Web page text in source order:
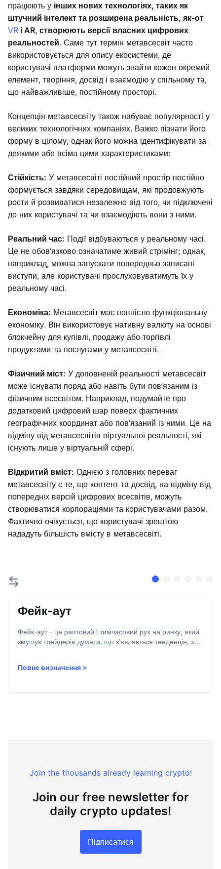
працюють у інших нових технологіях, таких як
штучний інтелект та розширена реальність, як-от
VR і AR, створюють версії власних цифрових
реальностей. Саме тут термін метавсесвіт часто
використовується для опису екосистеми, де
користувачі платформи можуть знайти кожен окремий
елемент, творіння, досвід і взаємодію у спільному та,
що найважливіше, постійному просторі.
Концепція метавсесвіту також набуває популярності у
великих технологічних компаніях. Важко пізнати його
форму в цілому; однак його можна ідентифікувати за
деякими або всіма цими характеристиками:
Стійкість: У метавсесвіті постійний простір постійно
формується завдяки середовищам, які продовжують
рости й розвиватися незалежно від того, чи підключені
до них користувачі та чи взаємодіють вони з ними.
Реальний час: Події відбуваються у реальному часі.
Це не обов’язково означатиме живий стрімінг; однак,
наприклад, можна запускати попередньо записані
виступи, але користувачі прослуховуватимуть їх у
реальному часі.
Економіка: Метавсесвіт має повністю функціональну
економіку. Він використовує нативну валюту на основі
блокчейну для купівлі, продажу або торгівлі
продуктами та послугами у метавсесвіті.
Фізичний міст: У доповненій реальності метавсесвіт
може існувати поряд або навіть бути пов’язаним із
фізичним всесвітом. Наприклад, подумайте про
додатковий цифровий шар поверх фактичних
географічних координат або пов’язаний із ними. Це на
відміну від метавсесвітів віртуальної реальності, які
існують лише у віртуальній сфері.
Відкритий вміст: Однією з головних переваг
метавсесвіту є те, що контент та досвід, на відміну від
попередніх версій цифрових всесвітів, можуть
створюватися корпораціями та користувачами разом.
Фактично очікується, що користувачі зрештою
нададуть більшість вмісту в метавсесвіті.
Фейк-аут
Фейк-аут - це раптовий і тимчасовий рух на ринку, який
змушує трейдерів думати, що з’являється тенденція, х...
Повне визначення >
Join the thousands already learning crypto!
Join our free newsletter for
daily crypto updates!
Підписатися